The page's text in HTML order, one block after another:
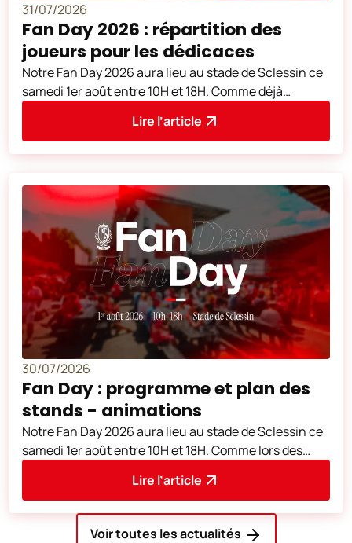
31/07/2026
Fan Day 2026 : répartition des
joueurs pour les dédicaces
Notre Fan Day 2026 aura lieu au stade de Sclessin ce
samedi 1er août entre 10H et 18H. Comme déjà
Lire l’article
30/07/2026
Fan Day : programme et plan des
stands - animations
Notre Fan Day 2026 aura lieu au stade de Sclessin ce
samedi 1er août entre 10H et 18H. Comme lors des
Lire l’article
Voir toutes les actualités